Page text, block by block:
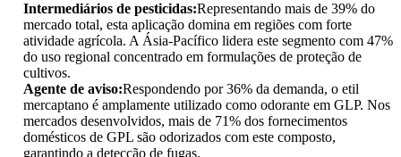
Intermediários de pesticidas:Representando mais de 39% do
mercado total, esta aplicação domina em regiões com forte
atividade agrícola. A Ásia-Pacífico lidera este segmento com 47%
do uso regional concentrado em formulações de proteção de
cultivos.
Agente de aviso:Respondendo por 36% da demanda, o etil
mercaptano é amplamente utilizado como odorante em GLP. Nos
mercados desenvolvidos, mais de 71% dos fornecimentos
domésticos de GPL são odorizados com este composto,
garantindo a detecção de fugas.